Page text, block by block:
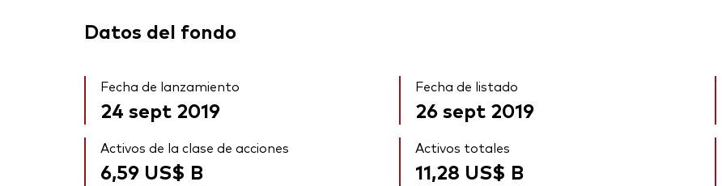
Datos del fondo
Fecha de lanzamiento
24 sept 2019
Fecha de listado
26 sept 2019
Activos de la clase de acciones
6,59 US$ B
Activos totales
11,28 US$ B